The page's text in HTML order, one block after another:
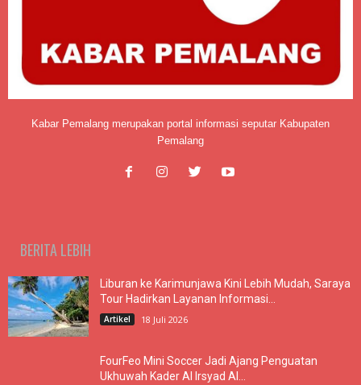
Kabar Pemalang merupakan portal informasi seputar Kabupaten
Pemalang
BERITA LEBIH
Liburan ke Karimunjawa Kini Lebih Mudah, Saraya
Tour Hadirkan Layanan Informasi...
Artikel 18 Juli 2026
FourFeo Mini Soccer Jadi Ajang Penguatan
Ukhuwah Kader Al Irsyad Al...